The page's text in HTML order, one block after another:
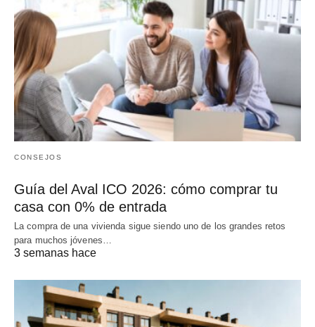
CONSEJOS
Guía del Aval ICO 2026: cómo comprar tu
casa con 0% de entrada
La compra de una vivienda sigue siendo uno de los grandes retos
para muchos jóvenes…
3 semanas hace